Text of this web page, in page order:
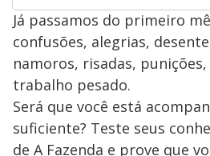
Já passamos do primeiro
confusões, alegrias,
namoros, risadas,
trabalho pesado.
Será que você está
suficiente? Teste seus
de A Fazenda e prove que